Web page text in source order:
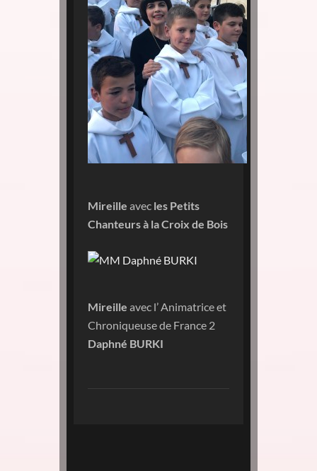
Mireille avec les Petits
Chanteurs à la Croix de Bois
Mireille avec l’ Animatrice et
Chroniqueuse de France 2
Daphné BURKI